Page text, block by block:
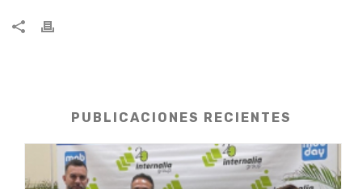
PUBLICACIONES RECIENTES